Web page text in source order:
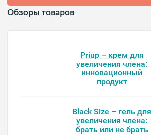
Обзоры товаров
Priup – крем для
увеличения члена:
инновационный
продукт
Black Size – гель для
увеличения члена:
брать или не брать